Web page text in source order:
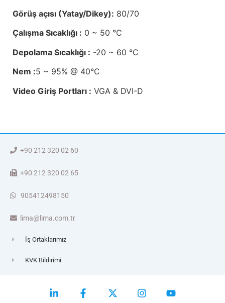
Görüş açısı (Yatay/Dikey): 80/70
Çalışma Sıcaklığı : 0 ~ 50 °C
Depolama Sıcaklığı : -20 ~ 60 °C
Nem :5 ~ 95% @ 40°C
Video Giriş Portları : VGA & DVI-D
+90 212 320 02 60
+90 212 320 02 65
905412498150
lima@lima.com.tr
İş Ortaklarımız
KVK Bildirimi